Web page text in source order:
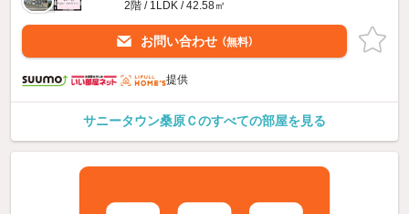
2階 / 1LDK / 42.58㎡
お問い合わせ （無料）
提供
サニータウン桑原Ｃのすべての部屋を見る